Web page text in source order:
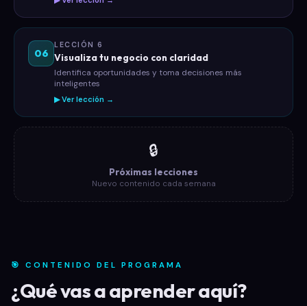
06
LECCIÓN 6
Visualiza tu negocio con claridad
Identifica oportunidades y toma decisiones más
inteligentes
▶ Ver lección →
🔒
Próximas lecciones
Nuevo contenido cada semana
🎯 CONTENIDO DEL PROGRAMA
¿Qué vas a aprender aquí?